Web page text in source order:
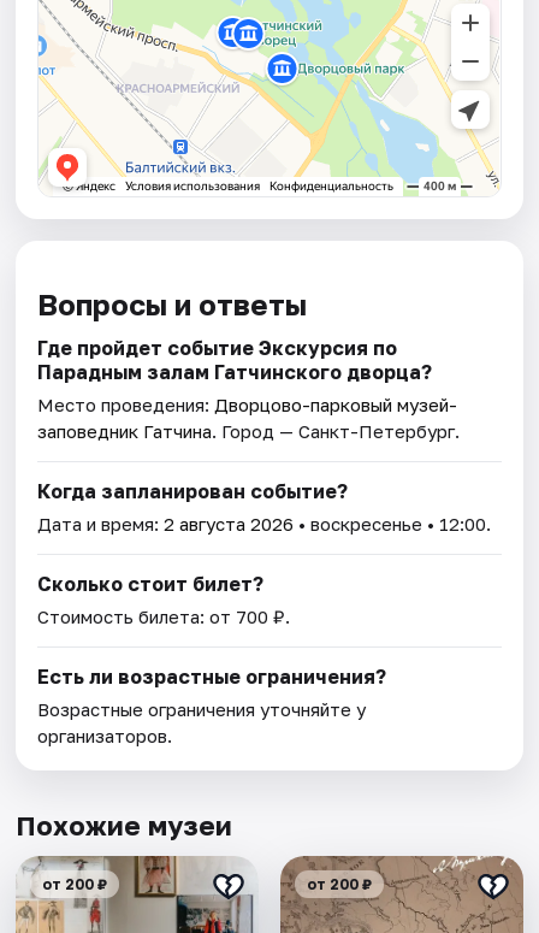
Вопросы и ответы
Где пройдет событие Экскурсия по
Парадным залам Гатчинского дворца?
Место проведения: Дворцово-парковый музей-
заповедник Гатчина. Город — Санкт-Петербург.
Когда запланирован событие?
Дата и время:2 августа 2026 • воскресенье • 12:00.
Сколько стоит билет?
Стоимость билета: от 700 ₽.
Есть ли возрастные ограничения?
Возрастные ограничения уточняйте у
организаторов.
Похожие музеи
от 200 ₽ от 200 ₽